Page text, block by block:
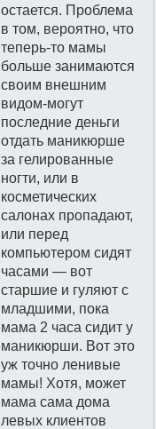
остается. Проблема
в том, вероятно, что
теперь-то мамы
больше занимаются
своим внешним
видом-могут
последние деньги
отдать маникюрше
за гелированные
ногти, или в
косметических
салонах пропадают,
или перед
компьютером сидят
часами — вот
старшие и гуляют с
младшими, пока
мама 2 часа сидит у
маникюрши. Вот это
уж точно ленивые
мамы! Хотя, может
мама сама дома
левых клиентов